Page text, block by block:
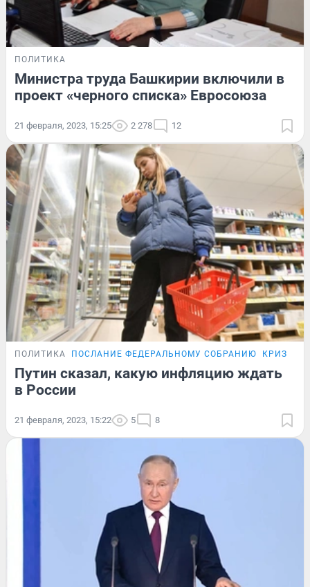
ПОЛИТИКА
Министра труда Башкирии включили в
проект «черного списка» Евросоюза
21 февраля, 2023, 15:25 2 278 12
ПОЛИТИКА ПОСЛАНИЕ ФЕДЕРАЛЬНОМУ СОБРАНИЮ КРИЗИС-
Путин сказал, какую инфляцию ждать
в России
21 февраля, 2023, 15:22 5 8